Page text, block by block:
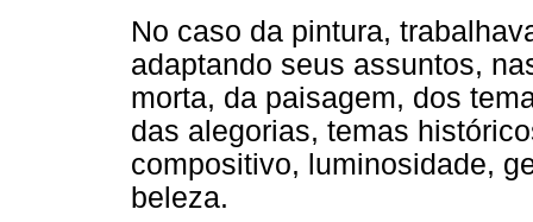
No caso da pintura,
adaptando seus assuntos,
morta, da paisagem, dos
das alegorias, temas
compositivo, luminosidade,
beleza.